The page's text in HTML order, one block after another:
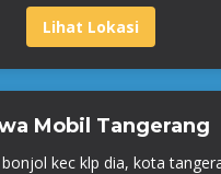
Lihat Lokasi
Mobil Tangerang
bonjol kec klp dia, kota